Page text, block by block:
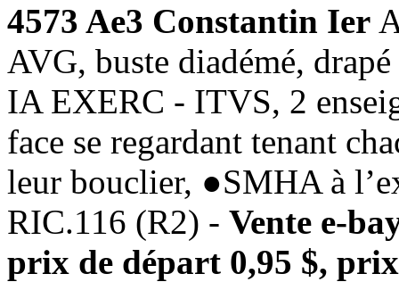
4573 Ae3 Constantin Ier
AVG, buste diadémé,
IA EXERC - ITVS, 2
face se regardant tenant
leur bouclier, ●SMHA à
RIC.116 (R2) - Vente e-
prix de départ 0,95 $,